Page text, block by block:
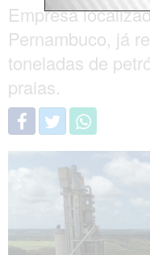
Empresa
Pernambuco, já
toneladas de
praias.